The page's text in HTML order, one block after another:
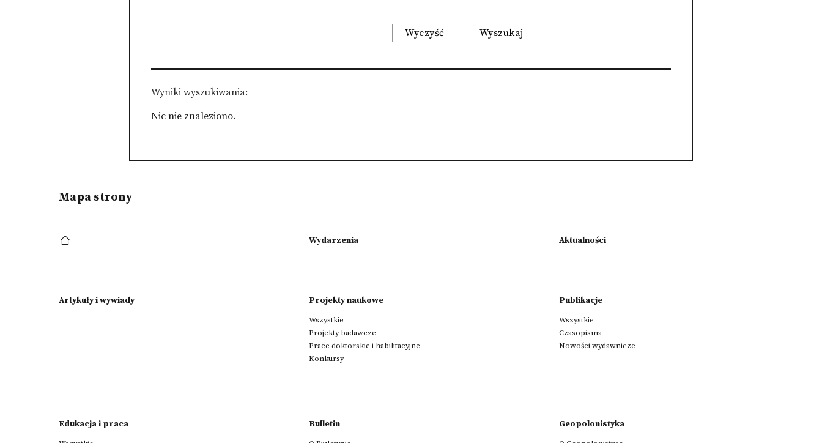
Wyczyść Wyszukaj
Wyniki wyszukiwania
Nic nie znaleziono.
Mapa strony
Wydarzenia Aktualności
Artykuły i wywiady Projekty naukowe
Wszystkie
Projekty badawcze
Prace doktorskie i habilitacyjne
Konkursy
Publikacje
Wszystkie
Czasopisma
Nowości wydawnicze
Edukacja i praca Bulletin Geopolonistyka